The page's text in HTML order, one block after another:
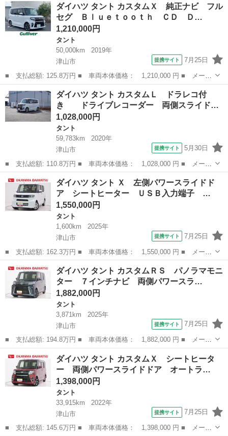
Ｘ 左側パワースライドドア オートライト キーフリー アイドリ
ングストップ ...
ダイハツ タント カスタムＸ 純正ナビ フル
セグ Ｂｌｕｅｔｏｏｔｈ ＣＤ Ｄ…
1,210,000円
タント
50,000km
2019年
津山市
提携サイト 7月25日
■ 支払総額: 125.8万円 ■ 車両本体価格： 1,210,000 円 ■ メーカ
ー名： ダイハツ ■ 車種名： タント ■ グレード名： カスタム
Ｘ 純正ナビ フルセグ Ｂｌｕｅｔｏｏｔｈ ＣＤ ＤＶＤ バッ
クカメラ...
岡山 津山市 タント
ダイハツ タント カスタムＬ ドラレコ付
き ドライブレコーダー 両側スライド…
1,028,000円
タント
59,783km
2020年
津山市
提携サイト 5月30日
■ 支払総額: 110.8万円 ■ 車両本体価格： 1,028,000 円 ■ メーカ
ー名： ダイハツ ■ 車種名： タント ■ グレード名： カスタム
Ｌ ドラレコ付き ドライブレコーダー 両側スライドドア ＥＴ
Ｃ ＬＥ...
岡山 津山市 タント
ダイハツ タント Ｘ 左側パワースライドド
ア シートヒーター ＵＳＢ入力端子 …
1,550,000円
タント
1,600km
2025年
津山市
提携サイト 7月25日
■ 支払総額: 162.3万円 ■ 車両本体価格： 1,550,000 円 ■ メーカ
ー名： ダイハツ ■ 車種名： タント ■ グレード名： Ｘ 左側
パワースライドドア シートヒーター ＵＳＢ入力端子 オートライ
ト キー...
岡山 津山市 タント
ダイハツ タント カスタムＲＳ パノラマモニ
ター ７インチナビ 両側パワースラ…
1,882,000円
タント
3,871km
2025年
津山市
提携サイト 7月25日
■ 支払総額: 194.8万円 ■ 車両本体価格： 1,882,000 円 ■ メーカ
ー名： ダイハツ ■ 車種名： タント ■ グレード名： カスタム
ＲＳ パノラマモニター ７インチナビ 両側パワースライドドア
シートヒ...
岡山 津山市 タント
ダイハツ タント カスタムＸ シートヒータ
ー 両側パワースライドドア オートラ…
1,398,000円
タント
33,915km
2022年
津山市
提携サイト 7月25日
■ 支払総額: 145.6万円 ■ 車両本体価格： 1,398,000 円 ■ メーカ